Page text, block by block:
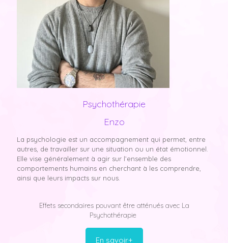
Psychothérapie
Enzo
La psychologie est un accompagnement qui permet, entre
autres, de travailler sur une situation ou un état émotionnel.
Elle vise généralement à agir sur l’ensemble des
comportements humains en cherchant à les comprendre,
ainsi que leurs impacts sur nous.
Effets secondaires pouvant être atténués avec La
Psychothérapie
En savoir+